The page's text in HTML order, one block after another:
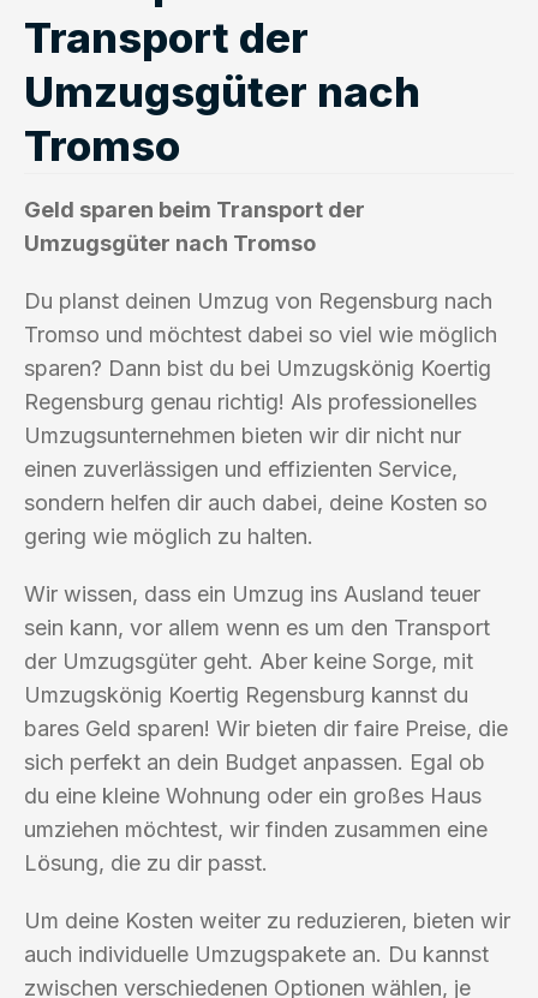
Transport der
Umzugsgüter nach
Tromso
Geld sparen beim Transport der
Umzugsgüter nach Tromso
Du planst deinen Umzug von Regensburg nach
Tromso und möchtest dabei so viel wie möglich
sparen? Dann bist du bei Umzugskönig Koertig
Regensburg genau richtig! Als professionelles
Umzugsunternehmen bieten wir dir nicht nur
einen zuverlässigen und effizienten Service,
sondern helfen dir auch dabei, deine Kosten so
gering wie möglich zu halten.
Wir wissen, dass ein Umzug ins Ausland teuer
sein kann, vor allem wenn es um den Transport
der Umzugsgüter geht. Aber keine Sorge, mit
Umzugskönig Koertig Regensburg kannst du
bares Geld sparen! Wir bieten dir faire Preise, die
sich perfekt an dein Budget anpassen. Egal ob
du eine kleine Wohnung oder ein großes Haus
umziehen möchtest, wir finden zusammen eine
Lösung, die zu dir passt.
Um deine Kosten weiter zu reduzieren, bieten wir
auch individuelle Umzugspakete an. Du kannst
zwischen verschiedenen Optionen wählen, je